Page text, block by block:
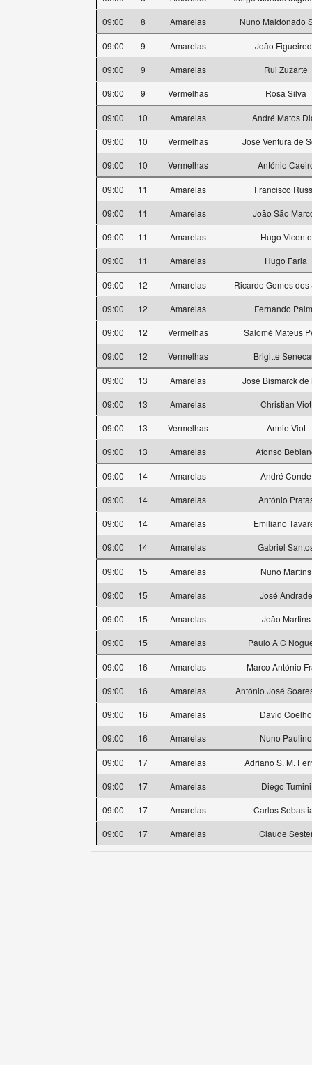
09:00
8 Amarelas Nuno Maldonado
09:00 9 Amarelas
João
09:00
9 Amarelas
Rui Zuzarte
09:00
9 Vermelhas Rosa Silva
09:00 10 Amarelas
André Matos
09:00
10 Vermelhas
José Ventura de
09:00
10 Vermelhas António
09:00 11 Amarelas
Francisco
09:00
11 Amarelas
João São
09:00
11 Amarelas
Hugo Vicente
09:00
11 Amarelas Hugo Faria
09:00 12 Amarelas
Ricardo Gomes dos
09:00
12 Amarelas
Fernando
09:00
12 Vermelhas
Salomé Mateus
09:00
12 Vermelhas Brigitte
09:00 13 Amarelas
José Bismarck de
09:00
13 Amarelas
Christian Viot
09:00
13 Vermelhas
Annie Viot
09:00
13 Amarelas Afonso
09:00 14 Amarelas
André Conde
09:00
14 Amarelas
António
09:00
14 Amarelas
Emiliano
09:00
14 Amarelas Gabriel
09:00 15 Amarelas
Nuno Martins
09:00
15 Amarelas
José Andrade
09:00
15 Amarelas
João Martins
09:00
15 Amarelas Paulo A C
09:00 16 Amarelas
Marco António
09:00
16 Amarelas
António José
09:00
16 Amarelas
David Coelho
09:00
16 Amarelas Nuno Paulino
09:00 17 Amarelas
Adriano S. M.
09:00
17 Amarelas
Diego Tumini
09:00
17 Amarelas
Carlos
09:00
17 Amarelas Claude